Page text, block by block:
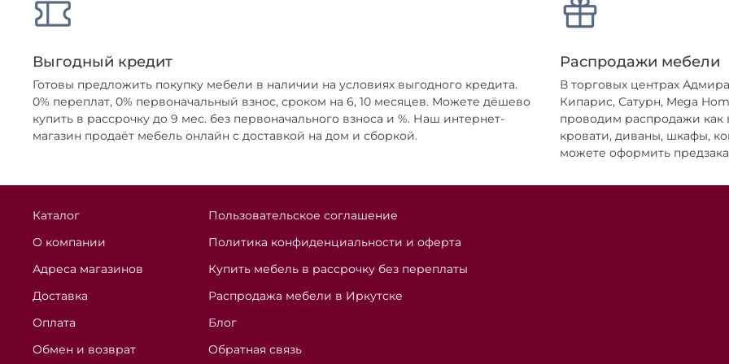
Выгодный кредит
Готовы предложить покупку мебели в наличии на условиях выгодного кредита.
0% переплат, 0% первоначальный взнос, сроком на 6, 10 месяцев. Можете дёшево
купить в рассрочку до 9 мес. без первоначального взноса и %. Наш интернет-
магазин продаёт мебель онлайн с доставкой на дом и сборкой.
Распродажи мебели
В торговых центрах
Кипарис, Сатурн, Mega
проводим распродажи как
кровати, диваны, шкафы,
можете оформить
Каталог
О компании
Адреса магазинов
Доставка
Оплата
Обмен и возврат
Пользовательское соглашение
Политика конфиденциальности и оферта
Купить мебель в рассрочку без переплаты
Распродажа мебели в Иркутске
Блог
Обратная связь